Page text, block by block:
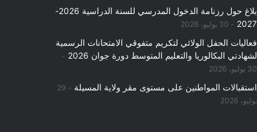
بلاغ حول رزنامة الدخول المدرسي للسنة الدراسية 2026-
2027
30 يوليو، 2026
فعاليات الحفل الولائي لتكريم متفوقي الامتحانات الرسمية
لشهادتي البكالوريا والتعليم المتوسط دورة جوان 2026
30 يوليو، 2026
استقبالات المواطنين على مستوى مقر ولاية المسيلة
29
يوليو، 2026